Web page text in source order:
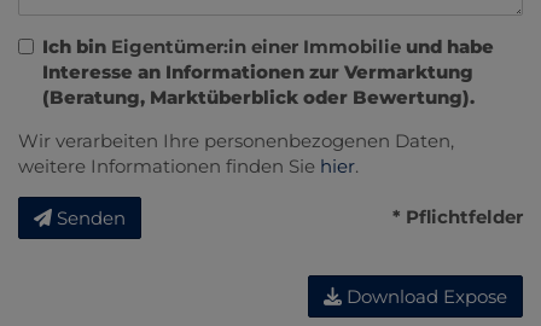
Ich bin Eigentümer:in einer Immobilie und habe
Interesse an Informationen zur Vermarktung
(Beratung, Marktüberblick oder Bewertung).
Wir verarbeiten Ihre personenbezogenen Daten,
weitere Informationen finden Sie hier.
Senden * Pflichtfelder
Download Expose